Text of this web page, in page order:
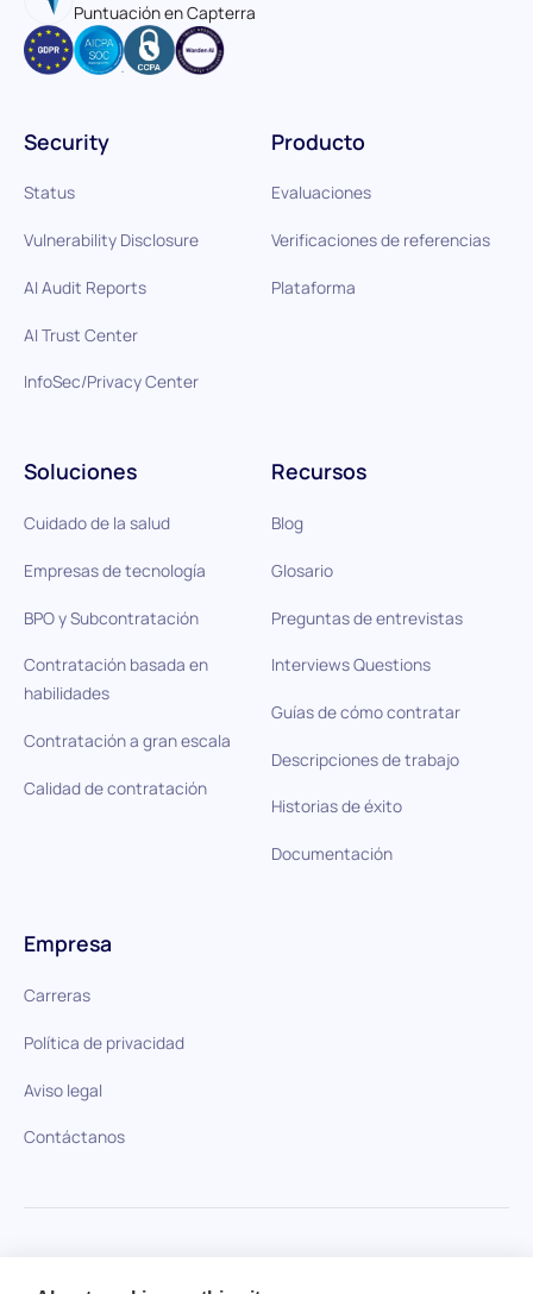
Puntuación en Capterra
Producto
Evaluaciones
Verificaciones de referencias
Plataforma
Soluciones
Cuidado de la salud
Empresas de tecnología
BPO y Subcontratación
Contratación basada en
habilidades
Contratación a gran escala
Calidad de contratación
Recursos
Blog
Glosario
Preguntas de entrevistas
Interviews Questions
Guías de cómo contratar
Descripciones de trabajo
Historias de éxito
Documentación
Security
Status
Vulnerability Disclosure
AI Audit Reports
AI Trust Center
InfoSec/Privacy Center
Empresa
Carreras
Política de privacidad
Aviso legal
Contáctanos